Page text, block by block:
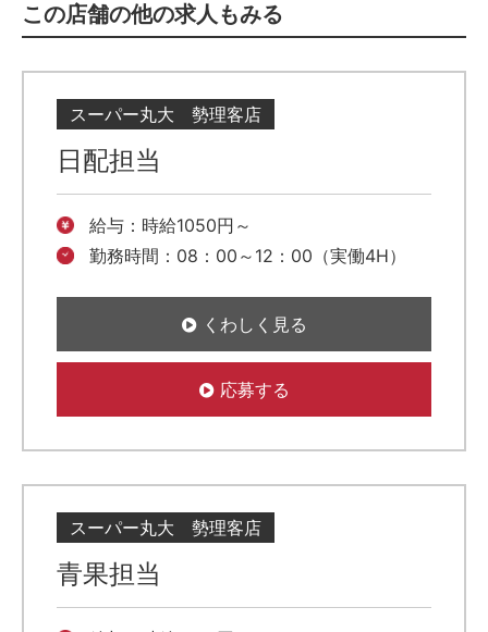
この店舗の他の求人もみる
スーパー丸大 勢理客店
日配担当
給与：時給1050円～
勤務時間：08：00～12：00（実働4H）
くわしく見る
応募する
スーパー丸大 勢理客店
青果担当